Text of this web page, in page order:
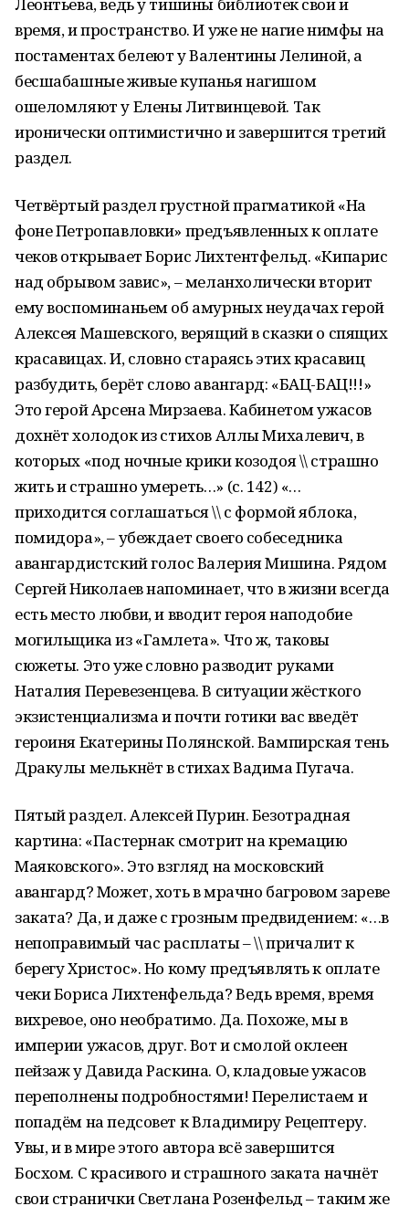
время, и пространство. И уже не нагие нимфы на
постаментах белеют у Валентины Лелиной, а
бесшабашные живые купанья нагишом
ошеломляют у Елены Литвинцевой. Так
иронически оптимистично и завершится третий
раздел.
Четвёртый раздел грустной прагматикой «На
фоне Петропавловки» предъявленных к оплате
чеков открывает Борис Лихтентфельд. «Кипарис
над обрывом завис», – меланхолически вторит
ему воспоминаньем об амурных неудачах герой
Алексея Машевского, верящий в сказки о спящих
красавицах. И, словно стараясь этих красавиц
разбудить, берёт слово авангард: «БАЦ-БАЦ!!!»
Это герой Арсена Мирзаева. Кабинетом ужасов
дохнёт холодок из стихов Аллы Михалевич, в
которых «под ночные крики козодоя \\ страшно
жить и страшно умереть…» (с. 142) «…
приходится соглашаться \\ с формой яблока,
помидора», – убеждает своего собеседника
авангардистский голос Валерия Мишина. Рядом
Сергей Николаев напоминает, что в жизни всегда
есть место любви, и вводит героя наподобие
могильщика из «Гамлета». Что ж, таковы
сюжеты. Это уже словно разводит руками
Наталия Перевезенцева. В ситуации жёсткого
экзистенциализма и почти готики вас введёт
героиня Екатерины Полянской. Вампирская тень
Дракулы мелькнёт в стихах Вадима Пугача.
Пятый раздел. Алексей Пурин. Безотрадная
картина: «Пастернак смотрит на кремацию
Маяковского». Это взгляд на московский
авангард? Может, хоть в мрачно багровом зареве
заката? Да, и даже с грозным предвидением: «…в
непоправимый час расплаты – \\ причалит к
берегу Христос». Но кому предъявлять к оплате
чеки Бориса Лихтенфельда? Ведь время, время
вихревое, оно необратимо. Да. Похоже, мы в
империи ужасов, друг. Вот и смолой оклеен
пейзаж у Давида Раскина. О, кладовые ужасов
переполнены подробностями! Перелистаем и
попадём на педсовет к Владимиру Рецептеру.
Увы, и в мире этого автора всё завершится
Босхом. С красивого и страшного заката начнёт
свои странички Светлана Розенфельд – таким же